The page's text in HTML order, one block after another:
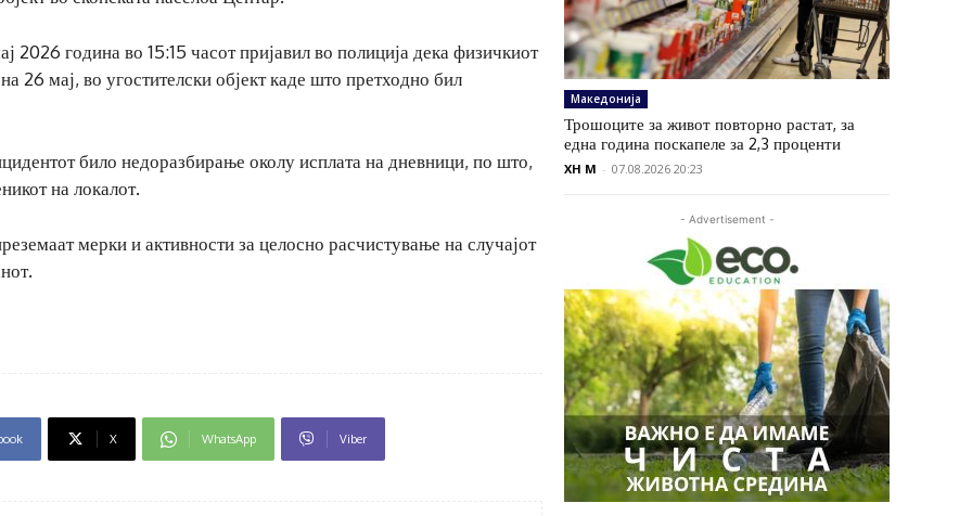
година во 15:15 часот пријавил во полиција дека физичкиот
26 мај, во угостителски објект каде што претходно бил
било недоразбирање околу исплата на дневници, по што,
на локалот.
мерки и активности за целосно расчистување на случајот
X WhatsApp Viber
Македонија
Трошоците за живот повторно растат, за
една година поскапеле за 2,3 проценти
XH M - 07.08.2026 20:23
- Advertisement -